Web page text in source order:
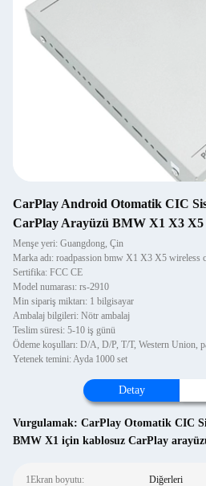
CarPlay Android Otomatik CIC
CarPlay Arayüzü BMW X1 X3 X5
Menşe yeri: Guangdong, Çin
Marka adı: roadpassion bmw X1 X3 X5 wireless
Sertifika: FCC CE
Model numarası: rs-2910
Min sipariş miktarı: 1 bilgisayar
Ambalaj bilgileri: Nötr ambalaj
Teslim süresi: 5-10 iş günü
Ödeme koşulları: D/A, D/P, T/T, Western Union,
Yetenek temini: Ayda 1000 set
Detay
Vurgulamak: CarPlay Otomatik CIC
BMW X1 için kablosuz CarPlay
1Ekran boyutu: Diğerleri